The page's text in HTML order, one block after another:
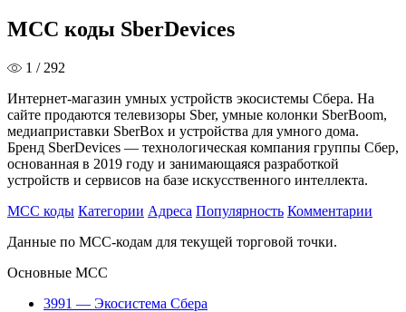
MCC коды SberDevices
1 / 292
Интернет-магазин умных устройств экосистемы Сбера. На
сайте продаются телевизоры Sber, умные колонки SberBoom,
медиаприставки SberBox и устройства для умного дома.
Бренд SberDevices — технологическая компания группы Сбер,
основанная в 2019 году и занимающаяся разработкой
устройств и сервисов на базе искусственного интеллекта.
MCC коды Категории Адреса Популярность Комментарии
Данные по MCC-кодам для текущей торговой точки.
Основные MCC
3991 — Экосистема Сбера